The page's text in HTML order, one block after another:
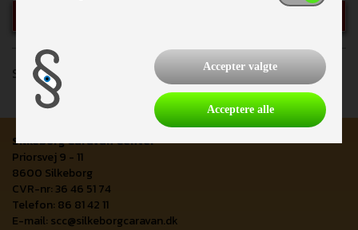
Sorter efter: Årgang Model
Silkeborg Caravan Center
Priorsvej 9 - 11
8600 Silkeborg
CVR-nr: 36 46 51 74
Telefon: 86 81 42 11
E-mail: scc@silkeborgcaravan.dk
Accepter valgte
Acceptere alle